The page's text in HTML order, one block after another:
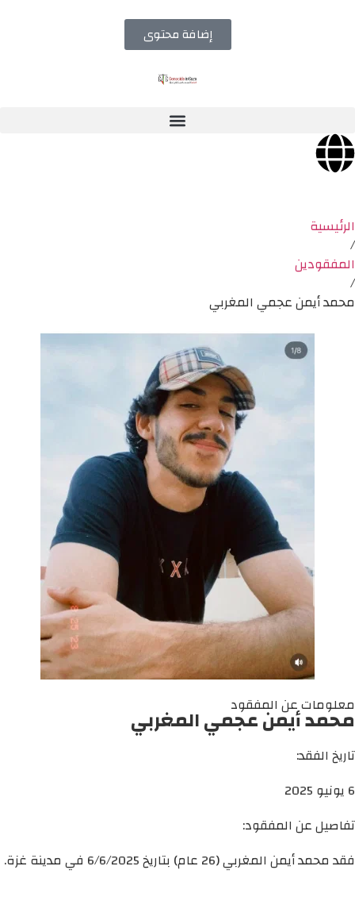
إضافة محتوى
الرئيسية
/
المفقودين
/
محمد أيمن عجمي المغربي
معلومات عن المفقود
محمد أيمن عجمي المغربي
تاريخ الفقد:
6 يونيو 2025
تفاصيل عن المفقود:
فقد محمد أيمن المغربي (26 عام) بتاريخ 6/6/2025 في مدينة غزة.